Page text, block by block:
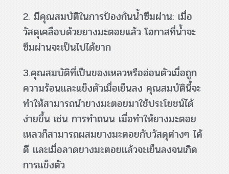
2. มีคุณสมบัติในการป้องกันน้ำซึมผ่าน: เมื่อ
วัสดุเคลือบด้วยยางมะตอยแล้ว โอกาสที่น้ำจะ
ซึมผ่านจะเป็นไปได้ยาก
3.คุณสมบัติที่เป็นของเหลวหรืออ่อนตัวเมื่อถูก
ความร้อนและแข็งตัวเมื่อเย็นลง คุณสมบัตินี้จะ
ทำให้สามารถนำยางมะตอยมาใช้ประโยชน์ได้
ง่ายขึ้น เช่น การทำถนน เมื่อทำให้ยางมะตอย
เหลวก็สามารถผสมยางมะตอยกับวัสดุต่างๆ ได้
ดี และเมื่อลาดยางมะตอยแล้วจะเย็นลงจนเกิด
การแข็งตัว